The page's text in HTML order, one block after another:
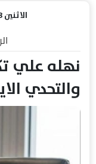
الاثنين 18 مايو 2026 | 01:24 م
نهله علي
والتحدي